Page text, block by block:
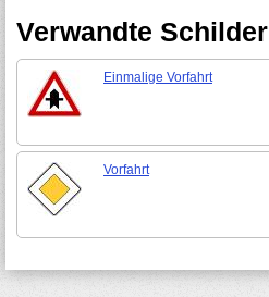
Verwandte Schilder
Einmalige Vorfahrt
Vorfahrt